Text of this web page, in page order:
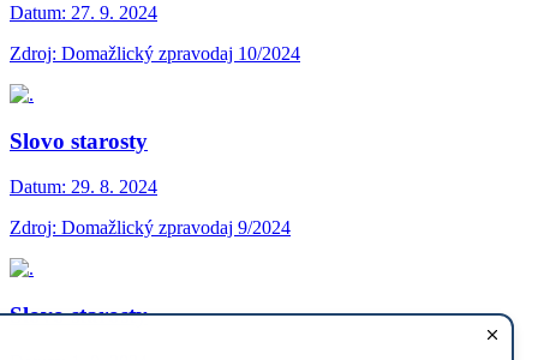
Datum: 27. 9. 2024
Zdroj: Domažlický zpravodaj 10/2024
Slovo starosty
Datum: 29. 8. 2024
Zdroj: Domažlický zpravodaj 9/2024
Slovo starosty